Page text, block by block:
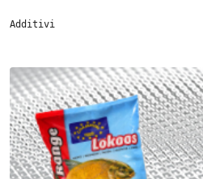
Additivi